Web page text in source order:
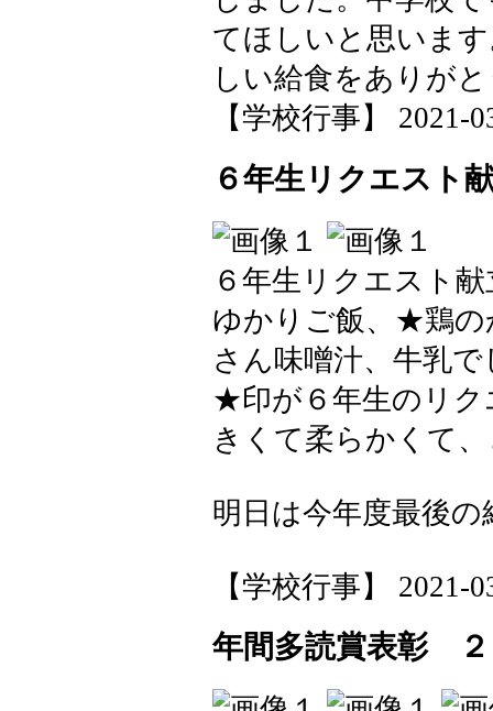
てほしいと思いま
しい給食をありが
【学校行事】 2021-
６年生リクエスト
６年生リクエスト
ゆかりご飯、★鶏
さん味噌汁、牛乳で
★印が６年生のリク
きくて柔らかくて
明日は今年度最後の
【学校行事】 2021-
年間多読賞表彰 ２